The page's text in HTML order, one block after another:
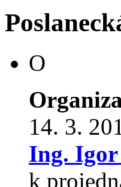
O
14. 3.
Ing.
k